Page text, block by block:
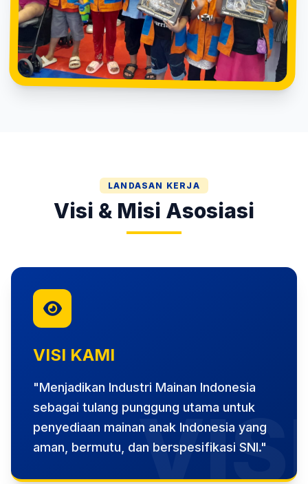
LANDASAN KERJA
Visi & Misi Asosiasi
VISI KAMI
"Menjadikan Industri Mainan Indonesia
sebagai tulang punggung utama untuk
penyediaan mainan anak Indonesia yang
aman, bermutu, dan berspesifikasi SNI."